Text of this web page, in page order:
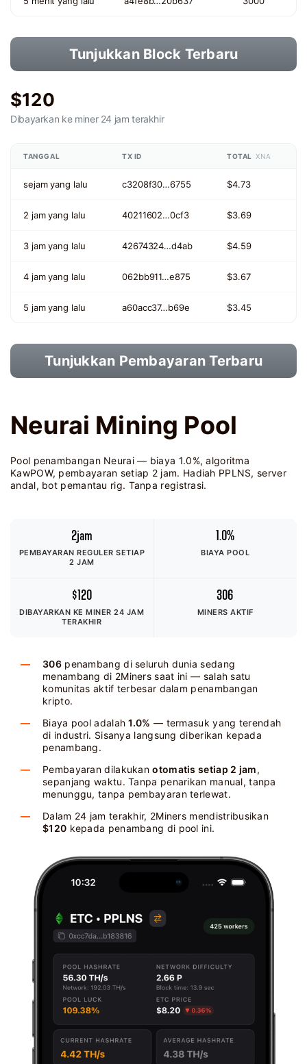
Tunjukkan Block Terbaru
$120
Dibayarkan ke miner 24 jam terakhir
TANGGAL TX ID TOTAL XNA
sejam yang lalu c3208f30…6755 $4.73
2 jam yang lalu 40211602…0cf3 $3.69
3 jam yang lalu 42674324…d4ab $4.59
4 jam yang lalu 062bb911…e875 $3.67
5 jam yang lalu a60acc37…b69e $3.45
Tunjukkan Pembayaran Terbaru
Neurai Mining Pool
Pool penambangan Neurai — biaya 1.0%, algoritma
KawPOW, pembayaran setiap 2 jam. Hadiah PPLNS, server
andal, bot pemantau rig. Tanpa registrasi.
2jam
PEMBAYARAN REGULER SETIAP
2 JAM
1.0%
BIAYA POOL
$120
DIBAYARKAN KE MINER24 JAM
TERAKHIR
306
MINERS AKTIF
306penambang di seluruh dunia sedang
menambang di 2Miners saat ini — salah satu
komunitas aktif terbesar dalam penambangan
kripto.
Biaya pool adalah1.0% — termasuk yang terendah
di industri. Sisanya langsung diberikan kepada
penambang.
Pembayaran dilakukanotomatis setiap 2 jam,
sepanjang waktu. Tanpa penarikan manual, tanpa
menunggu, tanpa pembayaran terlewat.
Dalam 24 jam terakhir, 2Miners mendistribusikan
$120 kepada penambang di pool ini.